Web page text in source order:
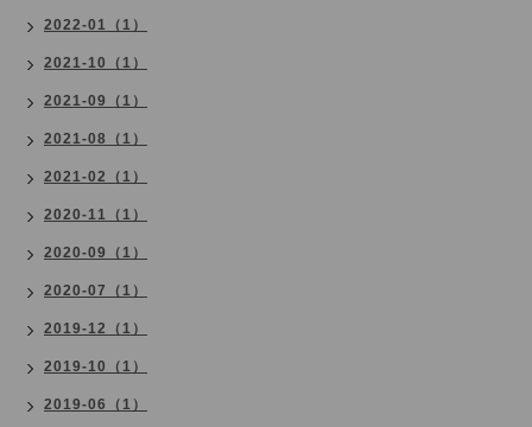
2022-01（1）
2021-10（1）
2021-09（1）
2021-08（1）
2021-02（1）
2020-11（1）
2020-09（1）
2020-07（1）
2019-12（1）
2019-10（1）
2019-06（1）